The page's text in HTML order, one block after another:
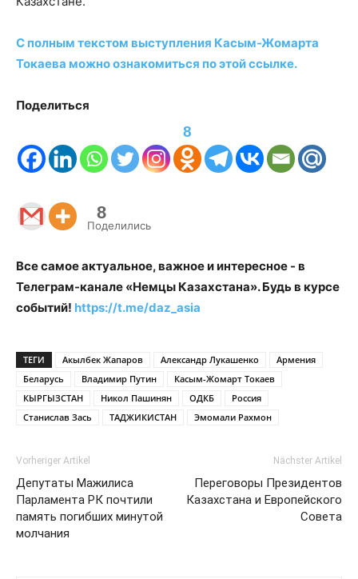
С полным текстом выступления Касым-Жомарта
Токаева можно ознакомиться по этой ссылке.
Поделиться
8
8
Поделились
Все самое актуальное, важное и интересное - в
Телеграм-канале «Немцы Казахстана». Будь в курсе
событий! https://t.me/daz_asia
ТЕГИ Акылбек Жапаров Александр Лукашенко
Армения
Беларусь
Владимир Путин
Касым-Жомарт Токаев
КЫРГЫЗСТАН
Никол Пашинян ОДКБ
Россия
Станислав Зась
ТАДЖИКИСТАН Эмомали Рахмон
Vorheriger Artikel
Депутаты Мажилиса
Парламента РК почтили
память погибших минутой
молчания
Nächster Artikel
Переговоры Президентов
Казахстана и Европейского
Совета